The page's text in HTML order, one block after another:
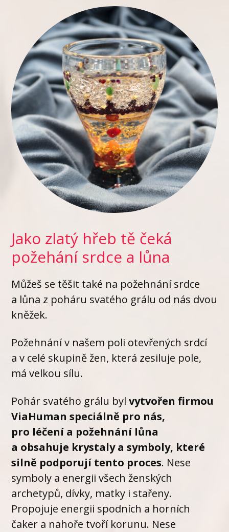
Jako zlatý hřeb tě čeká
požehání srdce a lůna
Můžeš se těšit také na požehnání srdce
a lůna z poháru svatého grálu od nás dvou
kněžek.
Požehnání v našem poli otevřených srdcí
a v celé skupině žen, která zesiluje pole,
má velkou sílu.
Pohár svatého grálu bylvytvořen firmou
ViaHuman speciálně pro nás,
pro léčení a požehnání lůna
a obsahuje krystaly a symboly, které
silně podporují tento proces. Nese
symboly a energii všech ženských
archetypů, dívky, matky i stařeny.
Propojuje energii spodních a horních
čaker a nahoře tvoří korunu. Nese